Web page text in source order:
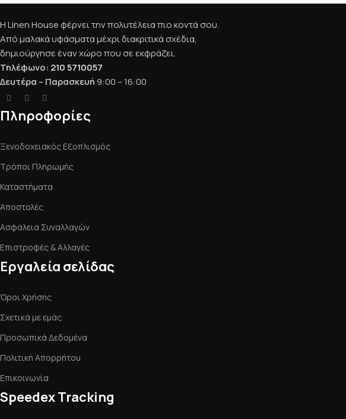
Shop Now
Η Linen House φέρνει την πολυτέλεια πιο κοντά σου.
Από μαλακά υφάσματα μέχρι διακριτικά σχέδια,
δημιούργησε έναν χώρο που σε εκφράζει.
Τηλέφωνο: 210 5710057
Δευτέρα – Παρασκευή 9:00 – 16:00
Πληροφορίες
Ξενοδοχειακός Εξοπλισμός
Τρόποι Πληρωμής
Καταστήματα
Αποστολές
Ασφάλεια Συναλλαγών
Επιστροφές & Αλλαγές
Εργαλεία σελίδας
Όροι Χρήσης
Σχετικά με εμάς
Προσωπικά Δεδομένα
Πολιτική Απορρήτου
Επικοινωνία
Speedex Tracking